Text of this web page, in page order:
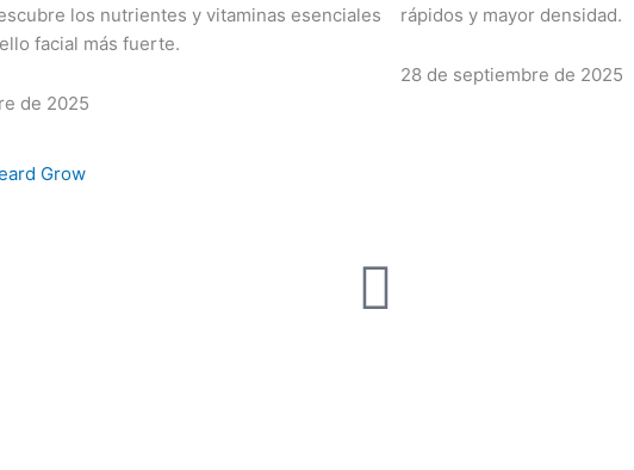
los nutrientes y vitaminas esenciales
facial más fuerte.
de 2025
rápidos y mayor densidad.
28 de septiembre de 2025
Youtube